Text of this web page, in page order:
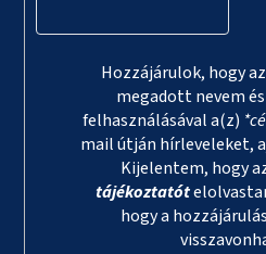
Hozzájárulok, hogy
megadott nevem
felhasználásával a(z)
mail útján hírleveleket,
Kijelentem, hogy
tájékoztatót
hogy a